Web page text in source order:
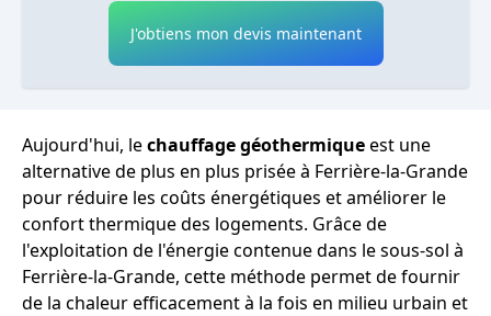
J'obtiens mon devis maintenant
Aujourd'hui, lechauffage géothermiqueest une
alternative de plus en plus prisée à Ferrière-la-Grande
pour réduire les coûts énergétiques et améliorer le
confort thermique des logements. Grâce de
l'exploitation de l'énergie contenue dans le sous-sol à
Ferrière-la-Grande, cette méthode permet de fournir
de la chaleur efficacement à la fois en milieu urbain et